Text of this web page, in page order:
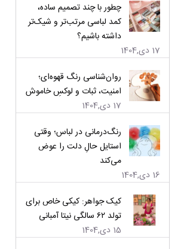
چطور با چند تصمیم ساده،
کمد لباسی مرتب‌تر و شیک‌تر
داشته باشیم؟
17 دی,1404
روان‌شناسی رنگ قهوه‌ای؛
امنیت، ثبات و لوکسِ خاموش
17 دی,1404
رنگ‌درمانی در لباس؛ وقتی
استایل حالِ دلت را عوض
می‌کند
16 دی,1404
کیک جواهر: کیکی خاص برای
تولد ۶۲ سالگی نیتا آمبانی
15 دی,1404